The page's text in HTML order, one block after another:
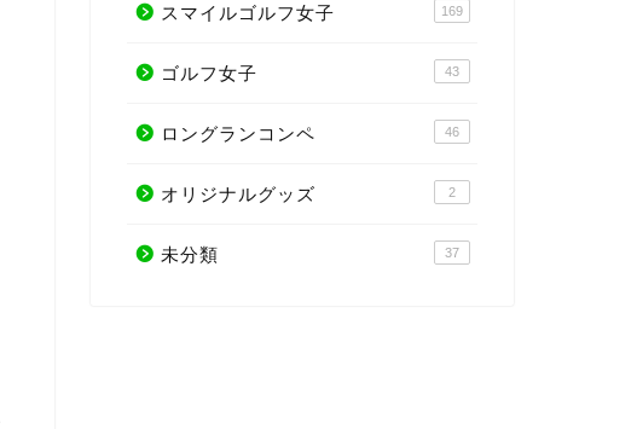
スマイルゴルフ女子 169
ゴルフ女子 43
ロングランコンペ 46
オリジナルグッズ 2
未分類 37